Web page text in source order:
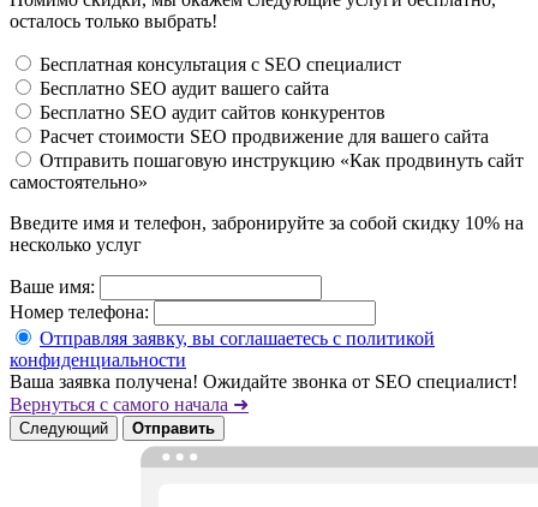
осталось только выбрать!
Бесплатная консультация с SEO специалист
Бесплатно SEO аудит вашего сайта
Бесплатно SEO аудит сайтов конкурентов
Расчет стоимости SEO продвижение для вашего сайта
Отправить пошаговую инструкцию «Как продвинуть сайт
самостоятельно»
Введите имя и телефон, забронируйте за собой скидку 10% на
несколько услуг
Ваше имя:
Номер телефона:
Отправляя заявку, вы соглашаетесь с политикой
конфиденциальности
Ваша заявка получена! Ожидайте звонка от SEO специалист!
Вернуться с самого начала ➜
Следующий Отправить